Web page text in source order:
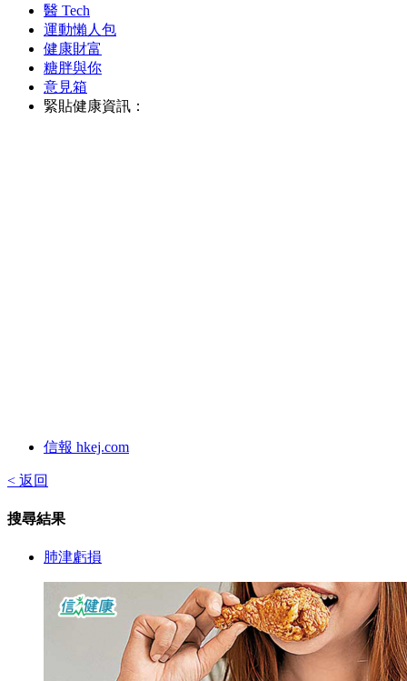
醫 Tech
運動懶人包
健康財富
糖胖與你
意見箱
緊貼健康資訊：
信報 hkej.com
< 返回
搜尋結果
肺津虧損